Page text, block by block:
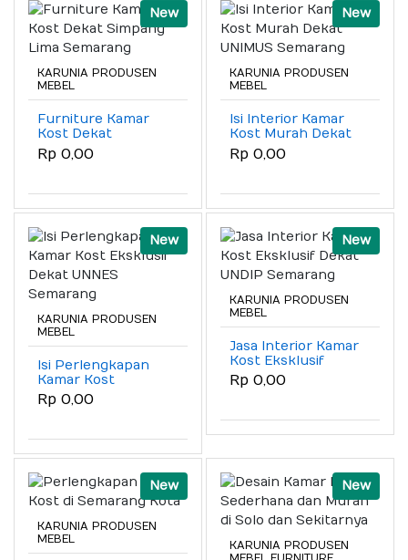
New
KARUNIA PRODUSEN
MEBEL
Furniture Kamar
Kost Dekat
Simpang Lima
Semarang
Rp 0,00
New
KARUNIA PRODUSEN
MEBEL
Isi Interior Kamar
Kost Murah Dekat
UNIMUS Semarang
Rp 0,00
New
KARUNIA PRODUSEN
MEBEL
Isi Perlengkapan
Kamar Kost
Eksklusif Dekat
UNNES Semarang
Rp 0,00
New
KARUNIA PRODUSEN
MEBEL
Jasa Interior Kamar
Kost Eksklusif
Dekat UNDIP
Semarang
Rp 0,00
New
KARUNIA PRODUSEN
MEBEL
New
KARUNIA PRODUSEN